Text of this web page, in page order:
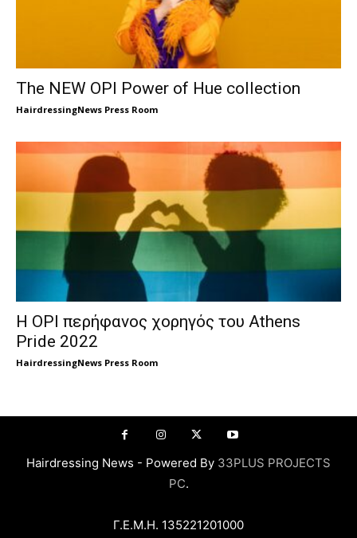
The NEW OPI Power of Hue collection
HairdressingNews Press Room
H OPI περήφανος χορηγός του Athens
Pride 2022
HairdressingNews Press Room
Hairdressing News - Powered By 33PLUS PROJECTS
PC.
Γ.Ε.Μ.Η. 135221201000